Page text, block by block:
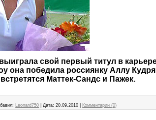
свой первый титул в
она победила россиянку Аллу
Маттек-Сандс и Пажек.
Leonard750 Дата: 20.09.2010 Комментарии (0)